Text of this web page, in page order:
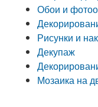
Обои и
Рисунки и
Декупаж
Мозаика на